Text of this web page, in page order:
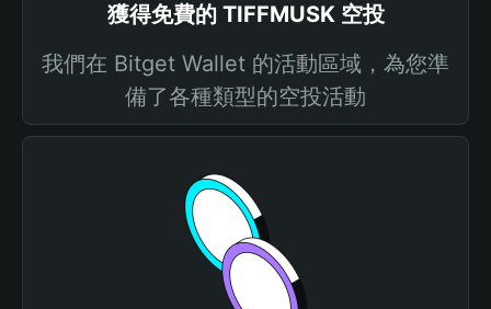
獲得免費的 TIFFMUSK 空投
我們在 Bitget Wallet 的活動區域，為您準
備了各種類型的空投活動